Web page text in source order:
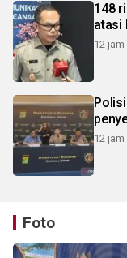
148
atasi
12 jam
12 jam
Foto